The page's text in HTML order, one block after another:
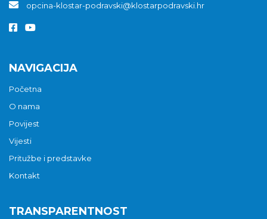
opcina-klostar-podravski@klostarpodravski.hr
NAVIGACIJA
Početna
O nama
Povijest
Vijesti
Pritužbe i predstavke
Kontakt
TRANSPARENTNOST